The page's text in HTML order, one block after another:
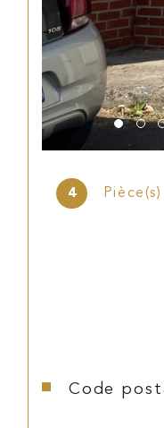
4 Pièce(s)
Caractéristiques
Code